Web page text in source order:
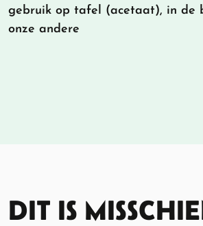
gebruik op tafel (acetaat), in de
onze andere
DIT IS